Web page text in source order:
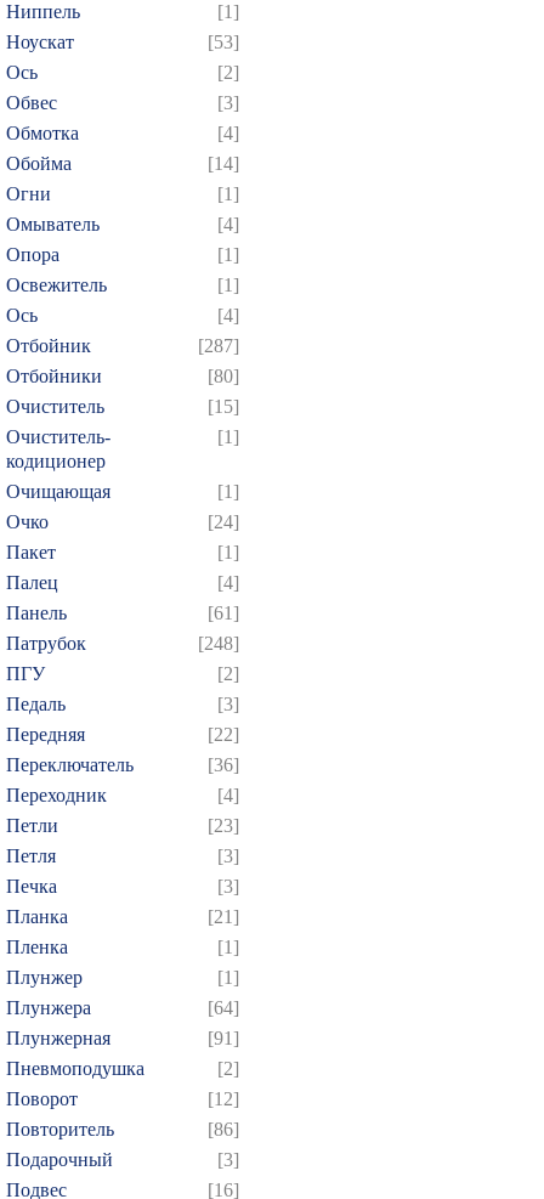
Ниппель
[1]
Ноускат
[53]
Оcь
[2]
Обвес
[3]
Обмотка
[4]
Обойма
[14]
Огни
[1]
Омыватель
[4]
Опора
[1]
Освежитель
[1]
Ось
[4]
Отбойник
[287]
Отбойники
[80]
Очиститель
[15]
Очиститель-
кодиционер
[1]
Очищающая
[1]
Очко
[24]
Пакет
[1]
Палец
[4]
Панель
[61]
Патрубок
[248]
ПГУ
[2]
Педаль
[3]
Передняя
[22]
Переключатель
[36]
Переходник
[4]
Петли
[23]
Петля
[3]
Печка
[3]
Планка
[21]
Пленка
[1]
Плунжер
[1]
Плунжера
[64]
Плунжерная
[91]
Пневмоподушка
[2]
Поворот
[12]
Повторитель
[86]
Подарочный
[3]
Подвес
[16]